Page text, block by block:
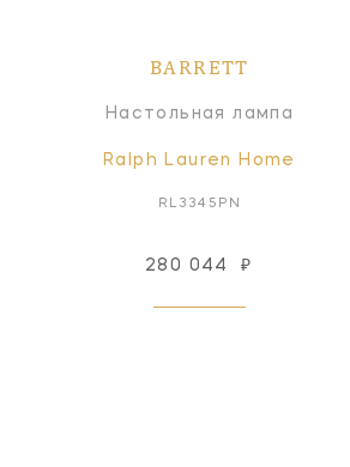
BARRETT
Настольная лампа
Ralph Lauren Home
RL3345PN
280 044 ₽